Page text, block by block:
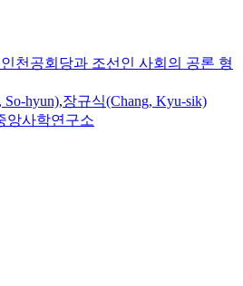
천공회당과 조선인 사회의 공론 형
So-hyun),장규식(Chang, Kyu-sik)
앙사학연구소